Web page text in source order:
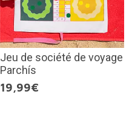
Jeu de société de voyage
Parchís
19,99€